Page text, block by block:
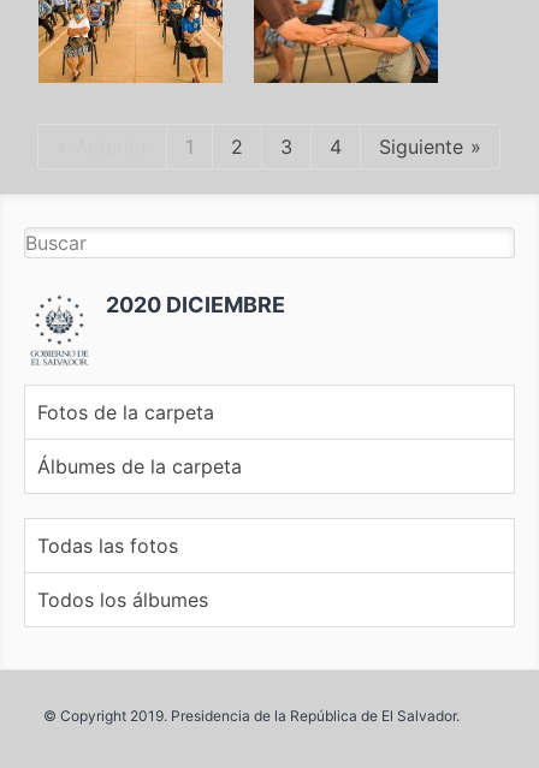
1 2 3 4 Siguiente
2020 DICIEMBRE
Fotos de la carpeta
Álbumes de la carpeta
Todas las fotos
Todos los álbumes
© Copyright 2019. Presidencia de la República de El Salvador.